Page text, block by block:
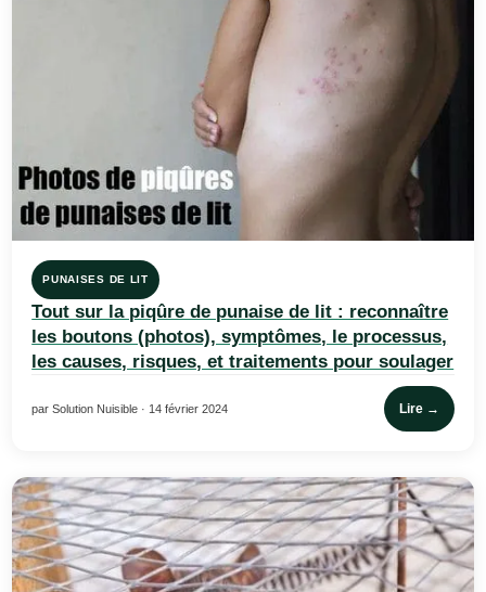
PUNAISES DE LIT
Tout sur la piqûre de punaise de lit : reconnaître
les boutons (photos), symptômes, le processus,
les causes, risques, et traitements pour soulager
par Solution Nuisible · 14 février 2024 Lire →